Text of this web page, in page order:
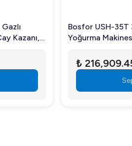
Kazanı,
Bosfor USH-35T
Yoğurma Makinesi
₺ 216,909.45